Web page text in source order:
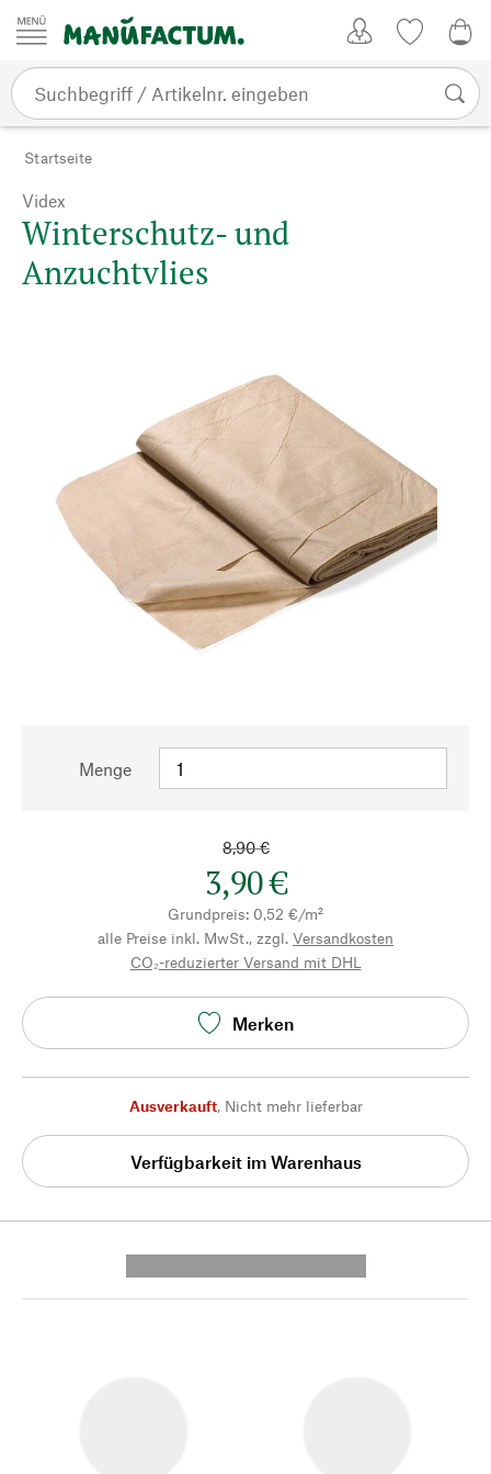
Zum Inhalt springen
Startseite
Videx
Winterschutz- und
Anzuchtvlies
Menge
8,90 €
3,90 €
Grundpreis: 0,52 €/m²
alle Preise inkl. MwSt., zzgl. Versandkosten
CO₂-reduzierter Versand mit DHL
Merken
Ausverkauft, Nicht mehr lieferbar
Verfügbarkeit im Warenhaus